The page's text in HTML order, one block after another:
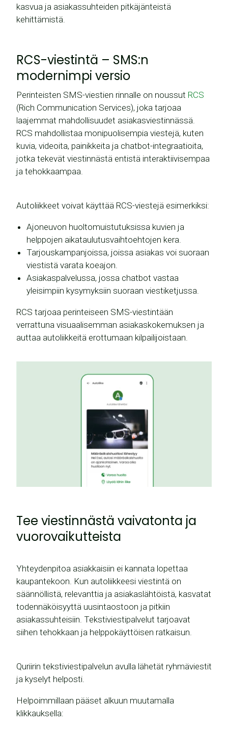
kasvua ja asiakassuhteiden pitkäjänteistä
kehittämistä.
RCS-viestintä – SMS:n
modernimpi versio
Perinteisten SMS-viestien rinnalle on noussut RCS
(Rich Communication Services), joka tarjoaa
laajemmat mahdollisuudet asiakasviestinnässä.
RCS mahdollistaa monipuolisempia viestejä, kuten
kuvia, videoita, painikkeita ja chatbot-integraatioita,
jotka tekevät viestinnästä entistä interaktiivisempaa
ja tehokkaampaa.
Autoliikkeet voivat käyttää RCS-viestejä esimerkiksi:
Ajoneuvon huoltomuistutuksissa kuvien ja
helppojen aikataulutusvaihtoehtojen kera.
Tarjouskampanjoissa, joissa asiakas voi suoraan
viestistä varata koeajon.
Asiakaspalvelussa, jossa chatbot vastaa
yleisimpiin kysymyksiin suoraan viestiketjussa.
RCS tarjoaa perinteiseen SMS-viestintään
verrattuna visuaalisemman asiakaskokemuksen ja
auttaa autoliikkeitä erottumaan kilpailijoistaan.
Tee viestinnästä vaivatonta ja
vuorovaikutteista
Yhteydenpitoa asiakkaisiin ei kannata lopettaa
kaupantekoon. Kun autoliikkeesi viestintä on
säännöllistä, relevanttia ja asiakaslähtöistä, kasvatat
todennäköisyyttä uusintaostoon ja pitkiin
asiakassuhteisiin. Tekstiviestipalvelut tarjoavat
siihen tehokkaan ja helppokäyttöisen ratkaisun.
Quriirin tekstiviestipalvelun avulla lähetät ryhmäviestit
ja kyselyt helposti.
Helpoimmillaan pääset alkuun muutamalla
klikkauksella: